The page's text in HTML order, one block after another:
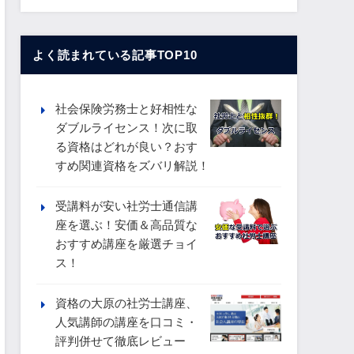
よく読まれている記事TOP10
社会保険労務士と好相性な
ダブルライセンス！次に取
る資格はどれが良い？おす
すめ関連資格をズバリ解説！
受講料が安い社労士通信講
座を選ぶ！安価＆高品質な
おすすめ講座を厳選チョイ
ス！
資格の大原の社労士講座、
人気講師の講座を口コミ・
評判併せて徹底レビュー